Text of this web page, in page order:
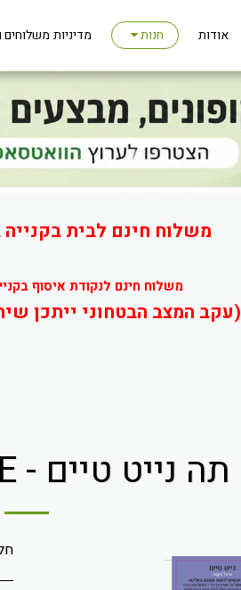
משלוח חינם לבית בקנייה
משלוח חינם לנקודת איסוף בקנייה
(עקב המצב הבטחוני ייתכן
אודות חנות מדיניות משלוחים
תה נייט טיים - NIGHT TIME